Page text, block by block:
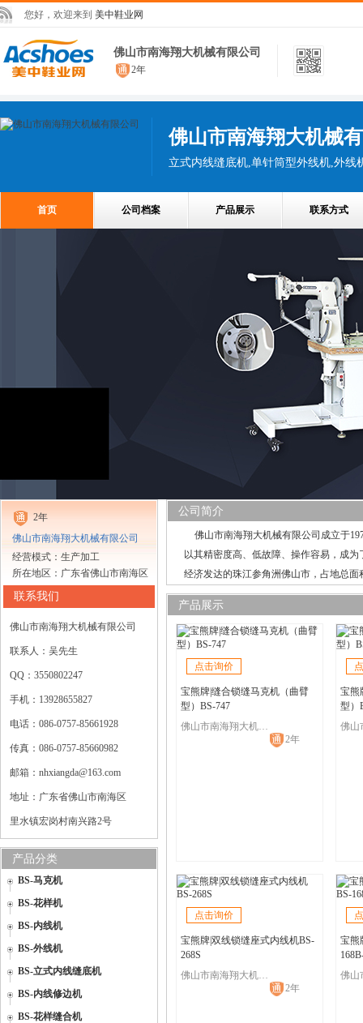
您好，欢迎来到 美中鞋业网
佛山市南海翔大机械有限公司
2年
佛山市南海翔大机械
首页 公司档案 产品展示 联系方式
2年
佛山市南海翔大机械有限公司
经营模式：生产加工
所在地区：广东省佛山市南海区
联系我们
佛山市南海翔大机械有限公司
联系人：吴先生
QQ：3550802247
手机：13928655827
电话：086-0757-85661928
传真：086-0757-85660982
邮箱：nhxiangda@163.com
地址：广东省佛山市南海区
里水镇宏岗村南兴路2号
产品分类
BS-马克机
BS-花样机
BS-内线机
BS-外线机
BS-立式内线缝底机
BS-内线修边机
BS-花样缝合机
公司简介
佛山市南海翔大机械有限公司成立于
以其精密度高、低故障、操作容易，成
经济发达的珠江参角洲佛山市，占地总面
产品展示
点击询价
宝熊牌|缝合锁缝马克机（曲臂
型）BS-747
佛山市南海翔大机械有限公司
2年
宝熊
型）
点击询价
宝熊牌|双线锁缝座式内线机BS-
268S
佛山市南海翔大机械有限公司
2年
宝熊